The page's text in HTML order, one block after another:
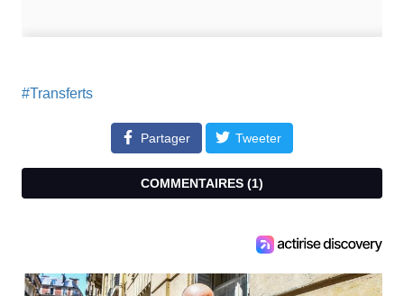
#Transferts
Partager Tweeter
COMMENTAIRES (1)